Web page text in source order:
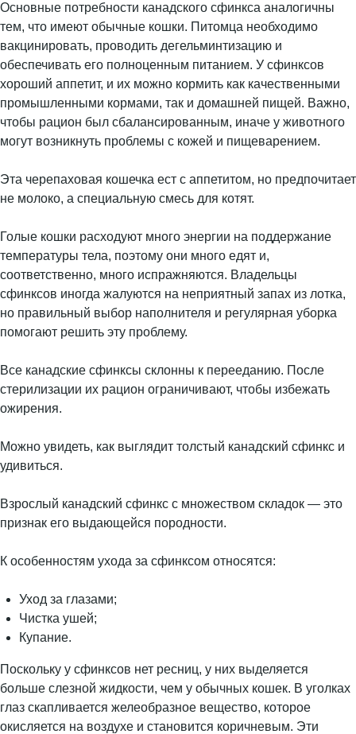
Основные потребности канадского сфинкса аналогичны
тем, что имеют обычные кошки. Питомца необходимо
вакцинировать, проводить дегельминтизацию и
обеспечивать его полноценным питанием. У сфинксов
хороший аппетит, и их можно кормить как качественными
промышленными кормами, так и домашней пищей. Важно,
чтобы рацион был сбалансированным, иначе у животного
могут возникнуть проблемы с кожей и пищеварением.
Эта черепаховая кошечка ест с аппетитом, но предпочитает
не молоко, а специальную смесь для котят.
Голые кошки расходуют много энергии на поддержание
температуры тела, поэтому они много едят и,
соответственно, много испражняются. Владельцы
сфинксов иногда жалуются на неприятный запах из лотка,
но правильный выбор наполнителя и регулярная уборка
помогают решить эту проблему.
Все канадские сфинксы склонны к перееданию. После
стерилизации их рацион ограничивают, чтобы избежать
ожирения.
Можно увидеть, как выглядит толстый канадский сфинкс и
удивиться.
Взрослый канадский сфинкс с множеством складок — это
признак его выдающейся породности.
К особенностям ухода за сфинксом относятся:
Уход за глазами;
Чистка ушей;
Купание.
Поскольку у сфинксов нет ресниц, у них выделяется
больше слезной жидкости, чем у обычных кошек. В уголках
глаз скапливается желеобразное вещество, которое
окисляется на воздухе и становится коричневым. Эти